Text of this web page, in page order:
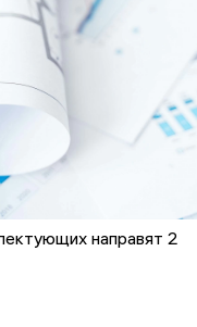
направят 2